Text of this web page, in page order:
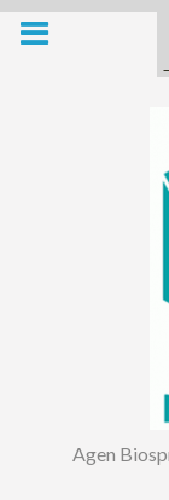
Skip
Agen